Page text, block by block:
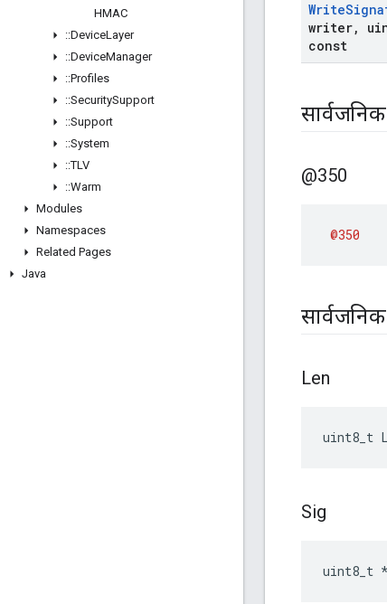
HMAC
::DeviceLayer
::DeviceManager
::Profiles
::SecuritySupport
::Support
::System
::TLV
::Warm
Modules
Namespaces
Related Pages
Java
Write
writer,
const
सार्वजनिक
@350
@350
Len
uint8_t
Sig
uint8_t